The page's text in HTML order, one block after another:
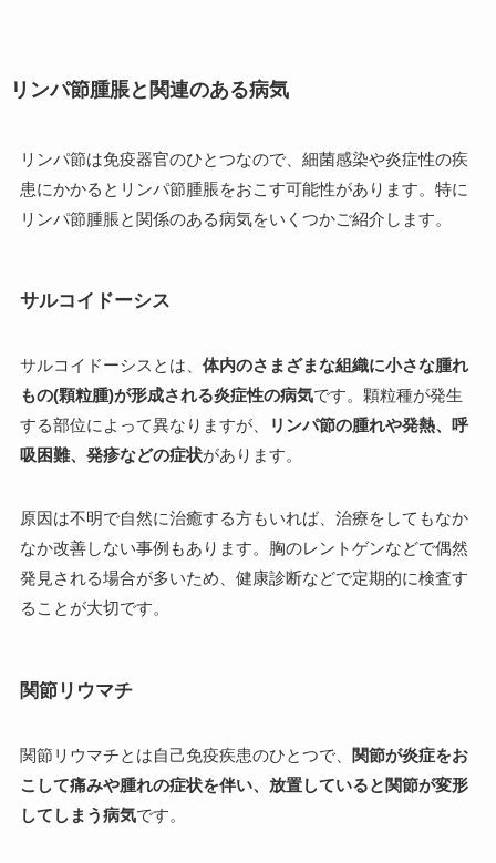
リンパ節腫脹と関連のある病気
リンパ節は免疫器官のひとつなので、細菌感染や炎症性の疾
患にかかるとリンパ節腫脹をおこす可能性があります。特に
リンパ節腫脹と関係のある病気をいくつかご紹介します。
サルコイドーシス
サルコイドーシスとは、 体内のさまざまな組織に小さな腫れ
もの(顆粒腫)が形成される炎症性の病気です。顆粒種が発生
する部位によって異なりますが、
リンパ節の腫れや発熱、呼
吸困難、発疹などの症状があります。
原因は不明で自然に治癒する方もいれば、治療をしてもなか
なか改善しない事例もあります。胸のレントゲンなどで偶然
発見される場合が多いため、健康診断などで定期的に検査す
ることが大切です。
関節リウマチ
関節リウマチとは自己免疫疾患のひとつで、
関節が炎症をお
こして痛みや腫れの症状を伴い、放置していると関節が変形
してしまう病気です。